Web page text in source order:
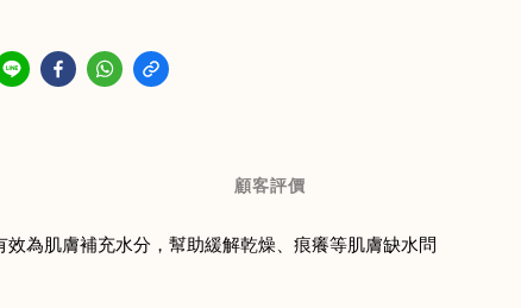
顧客評價
為肌膚補充水分，幫助緩解乾燥、痕癢等肌膚缺水問